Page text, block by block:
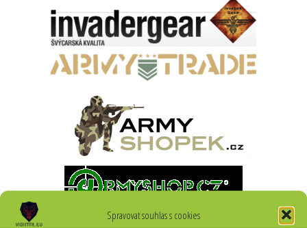
Spravovat souhlas s cookies